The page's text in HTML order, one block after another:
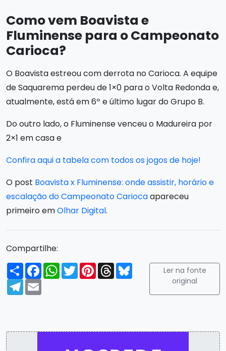
Como vem Boavista e
Fluminense para o Campeonato
Carioca?
O Boavista estreou com derrota no Carioca. A equipe
de Saquarema perdeu de 1×0 para o Volta Redonda e,
atualmente, está em 6º e último lugar do Grupo B.
Do outro lado, o Fluminense venceu o Madureira por
2×1 em casa e
Confira aqui a tabela com todos os jogos de hoje!
O post Boavista x Fluminense: onde assistir, horário e
escalação do Campeonato Cariocaapareceu
primeiro emOlhar Digital.
Compartilhe:
Compartilhar
FacebookWhatsApp
TwitterPinterest
ThreadsBluesky
Telegram
Email
Ler na fonte
original